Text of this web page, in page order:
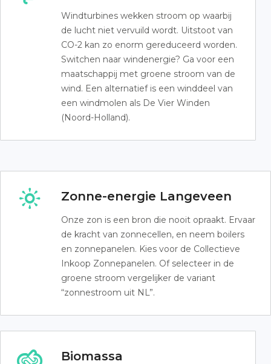
Windturbines wekken stroom op waarbij
de lucht niet vervuild wordt. Uitstoot van
CO-2 kan zo enorm gereduceerd worden.
Switchen naar windenergie? Ga voor een
maatschappij met groene stroom van de
wind. Een alternatief is een winddeel van
een windmolen als De Vier Winden
(Noord-Holland).
Zonne-energie Langeveen
Onze zon is een bron die nooit opraakt. Ervaar
de kracht van zonnecellen, en neem boilers
en zonnepanelen. Kies voor de Collectieve
Inkoop Zonnepanelen. Of selecteer in de
groene stroom vergelijker de variant
“zonnestroom uit NL”.
Biomassa